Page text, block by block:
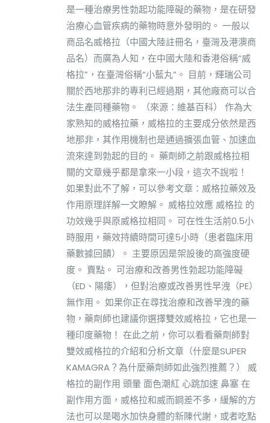
是一種治療男性勃起功能障礙的藥物，是在研發
治療心血管疾病的藥物時意外發明的。 一般以
商品名威格拉（中國大陸註冊名，臺灣及港澳商
品名）而廣為人知，在中國大陸和香港俗稱“威
格拉”，在臺灣俗稱“小藍丸”。 目前，輝瑞公司
關於西地那非的專利已經過期，其他廠商可以合
法生產同種藥物。 （來源：維基百科） 作為大
家熟知的威格拉藥，威格拉的主要成分依然是西
地那非，其作用機制也是通過擴張血管、加速血
流來達到勃起的目的。 藥劑師之前跟威格拉相
關的文章幾乎都是拿來一小段，這次不說啦！
如果對此不了解，可以參考文章：威格拉藥效及
作用原理詳解一文瞭解。 威格拉效應 威格拉 的
功效幾乎與原威格拉相同。 可在性生活前0.5小
時服用，藥效持續時間可達5小時（患者臨床用
藥數據回饋）。 主要原因是架設後的高強度硬
度。 賣點。 可治療和改善男性勃起功能障礙
（ED、陽痿），但對治療或改善男性早洩（PE）
無作用。 如果你正在尋找治療和改善早洩的藥
物，藥劑師也建議你選擇雙效威格拉，它也是一
種印度藥物！ 在此之前，你可以看看藥劑師對
雙效威格拉的介紹和分析文章（什麼是SUPER
KAMAGRA？為什麼藥劑師如此強烈推薦？） 威
格拉的副作用 頭暈 面色潮紅 心跳加速 鼻塞 在
副作用方面，威格拉和威而鋼差不多，緩解的方
法也可以是喝水加快身體的新陳代謝，或者吃點